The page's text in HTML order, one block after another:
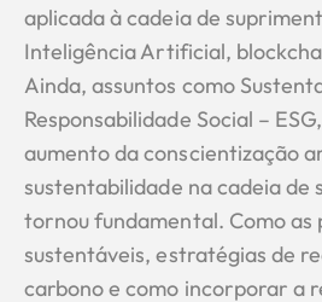
aplicada à cadeia de
Inteligência Artificial,
Ainda, assuntos como
Responsabilidade Social –
aumento da conscientização
sustentabilidade na cadeia de
tornou fundamental. Como as
sustentáveis, estratégias de
carbono e como incorporar a